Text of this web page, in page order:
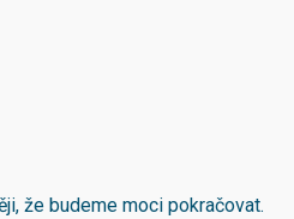
že budeme moci pokračovat.